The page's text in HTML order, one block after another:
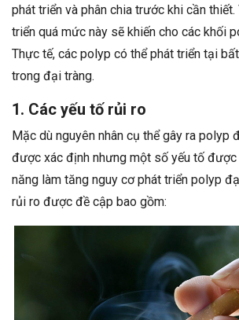
phát triển và phân chia trước khi cần
triển quá mức này sẽ khiến cho các khối
Thực tế, các polyp có thể phát triển tại
trong đại tràng.
1. Các yếu tố rủi ro
Mặc dù nguyên nhân cụ thể gây ra polyp
được xác định nhưng một số yếu tố được
năng làm tăng nguy cơ phát triển polyp
rủi ro được đề cập bao gồm: